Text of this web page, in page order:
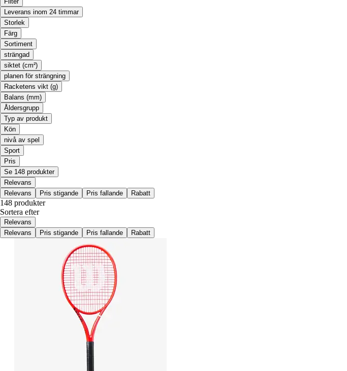
Leverans inom 24 timmar
Storlek
Färg
Sortiment
strängad
siktet (cm²)
planen för strängning
Racketens vikt (g)
Balans (mm)
Åldersgrupp
Typ av produkt
Kön
nivå av spel
Sport
Pris
Se 148 produkter
Relevans
Relevans
Pris stigande Pris fallande Rabatt
148 produkter
Sortera efter
Relevans
Relevans
Pris stigande Pris fallande Rabatt